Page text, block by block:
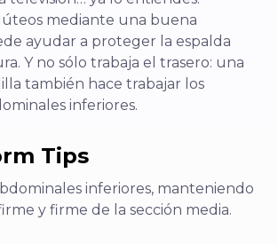
mediante una buena
ayudar a proteger la espalda
Y no sólo trabaja el trasero: una
también hace trabajar los
inferiores.
Tips
inferiores, manteniendo
y firme de la sección media.